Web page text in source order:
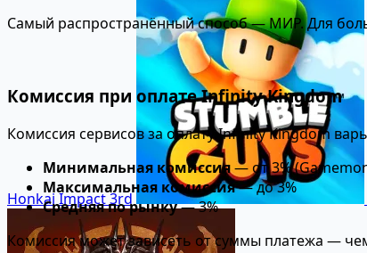
Honkai Impact 3rd
Самый распространённый способ — МИР. Для
Комиссия при оплате Infinity Kingdom
Комиссия сервисов за оплату Infinity Kingdom
Минимальная комиссия— от 3%
Максимальная комиссия— до 3%
Средняя по рынку— 3%
Комиссия может зависеть от суммы платежа —